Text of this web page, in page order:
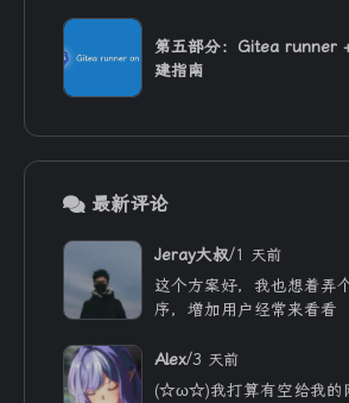
第五部分：Gitea runner
建指南
最新评论
Jeray大叔/1 天前
这个方案好，我也想着弄
序，增加用户经常来看看
Alex/3 天前
(☆ω☆)我打算有空给我的